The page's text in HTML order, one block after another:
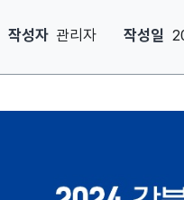
[강북삼성병원] 2024 미래
작성자 관리자 작성일